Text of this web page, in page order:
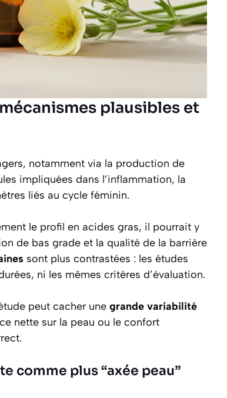
plausibles et
notamment via la production de
impliquées dans l’inflammation, la
liés au cycle féminin.
le profil en acides gras, il pourrait y
de bas grade et la qualité de la barrière
sont plus contrastées : les études
ni les mêmes critères d’évaluation.
peut cacher une grande variabilité
nette sur la peau ou le confort
comme plus “axée peau”